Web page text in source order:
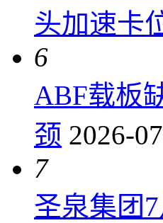
头加速卡
6
ABF载板
颈 2026-
7
圣泉集团